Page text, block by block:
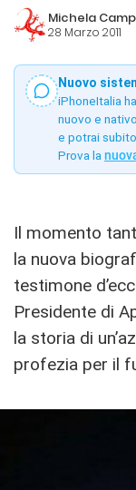
Michela
28 Marzo 2011
Nuovo
iPhoneItalia
nuovo e
e potrai
Prova la
Il momento
la nuova
testimone
Presidente di
la storia di
profezia per il